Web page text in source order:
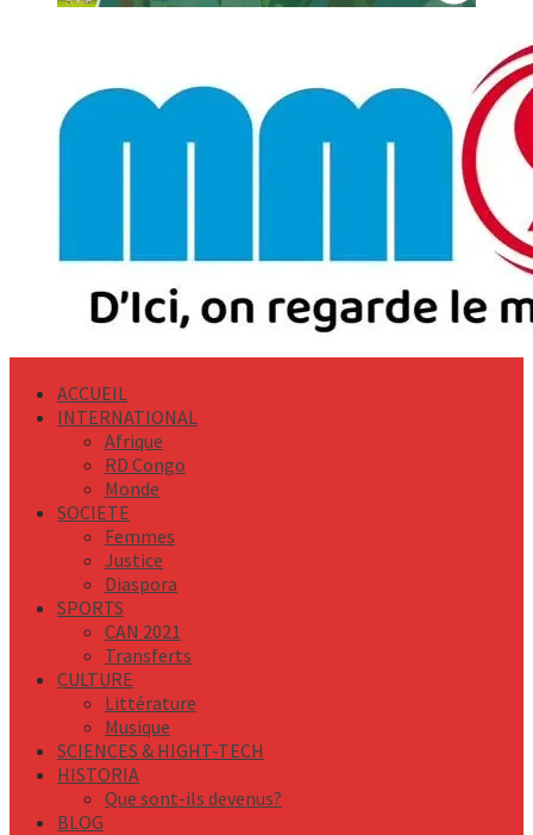
ACCUEIL
INTERNATIONAL
Afrique
RD Congo
Monde
SOCIETE
Femmes
Justice
Diaspora
SPORTS
CAN 2021
Transferts
CULTURE
Littérature
Musique
SCIENCES & HIGHT-TECH
HISTORIA
Que sont-ils devenus?
BLOG